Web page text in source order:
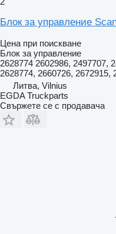
Блок за управление
Цена при поискване
Блок за управление
2628774 2602986, 2497707,
2628774, 2660726, 2672915,
Литва, Vilnius
EGDA Truckparts
Свържете се с продавача